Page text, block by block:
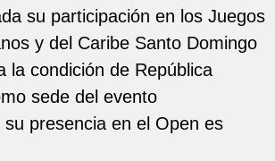
su participación en los Juegos
y del Caribe Santo Domingo
la condición de República
sede del evento
presencia en el Open es